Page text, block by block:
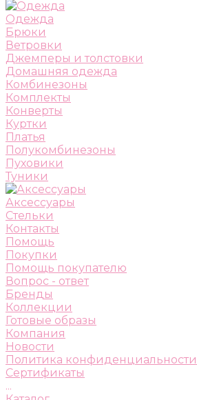
Одежда
Брюки
Ветровки
Джемперы и толстовки
Домашняя одежда
Комбинезоны
Комплекты
Конверты
Куртки
Платья
Полукомбинезоны
Пуховики
Туники
Аксессуары
Стельки
Контакты
Помощь
Покупки
Помощь покупателю
Вопрос - ответ
Бренды
Коллекции
Готовые образы
Компания
Новости
Политика конфиденциальности
Сертификаты
...